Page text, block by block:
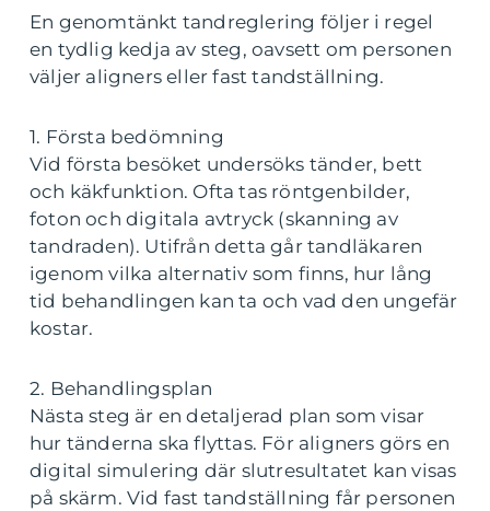
En genomtänkt tandreglering följer i regel
en tydlig kedja av steg, oavsett om personen
väljer aligners eller fast tandställning.
1. Första bedömning
Vid första besöket undersöks tänder, bett
och käkfunktion. Ofta tas röntgenbilder,
foton och digitala avtryck (skanning av
tandraden). Utifrån detta går tandläkaren
igenom vilka alternativ som finns, hur lång
tid behandlingen kan ta och vad den ungefär
kostar.
2. Behandlingsplan
Nästa steg är en detaljerad plan som visar
hur tänderna ska flyttas. För aligners görs en
digital simulering där slutresultatet kan visas
på skärm. Vid fast tandställning får personen